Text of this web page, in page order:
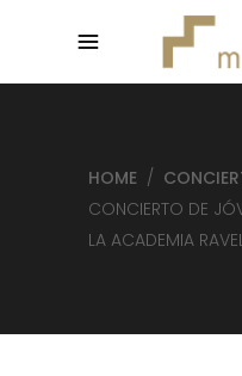
HOME /
CONCIERTO DE
LA ACADEMIA